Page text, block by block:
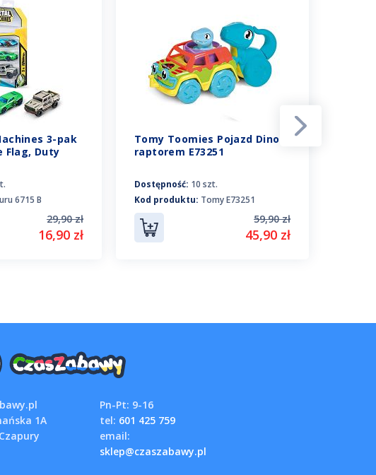
3-pak
Flag, Duty
6715 B
29,90 zł
16,90 zł
Tomy Toomies Pojazd Dino z
raptorem E73251
Dostępność: 10 szt.
Kod produktu: Tomy E73251
59,90 zł
45,90 zł
1A
Pn-Pt: 9-16
tel: 601 425 759
email:
sklep@czaszabawy.pl